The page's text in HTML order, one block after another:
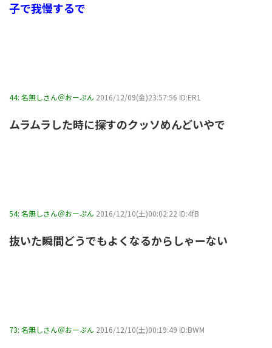
子で我慢するで
44: 名無しさん＠おーぷん 2016/12/09(金)23:57:56 ID:ER1
ムラムラした時に探すのクッソめんどいやで
54: 名無しさん＠おーぷん 2016/12/10(土)00:02:22 ID:4fB
抜いた瞬間どうでもよくなるからしゃーない
73: 名無しさん＠おーぷん 2016/12/10(土)00:19:49 ID:BWM